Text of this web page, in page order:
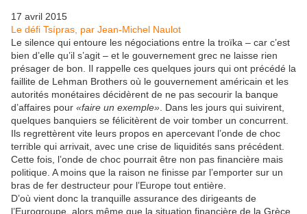
17 avril 2015
Le défi Tsípras, par Jean-Michel Naulot
Le silence qui entoure les négociations entre la troïka – car c’est
bien d’elle qu’il s’agit – et le gouvernement grec ne laisse rien
présager de bon. Il rappelle ces quelques jours qui ont précédé la
faillite de Lehman Brothers où le gouvernement américain et les
autorités monétaires décidèrent de ne pas secourir la banque
d’affaires pour «faire un exemple» . Dans les jours qui suivirent,
quelques banquiers se félicitèrent de voir tomber un concurrent.
Ils regrettèrent vite leurs propos en apercevant l’onde de choc
terrible qui arrivait, avec une crise de liquidités sans précédent.
Cette fois, l’onde de choc pourrait être non pas financière mais
politique. A moins que la raison ne finisse par l’emporter sur un
bras de fer destructeur pour l’Europe tout entière.
D’où vient donc la tranquille assurance des dirigeants de
l’Eurogroupe, alors même que la situation financière de la Grèce